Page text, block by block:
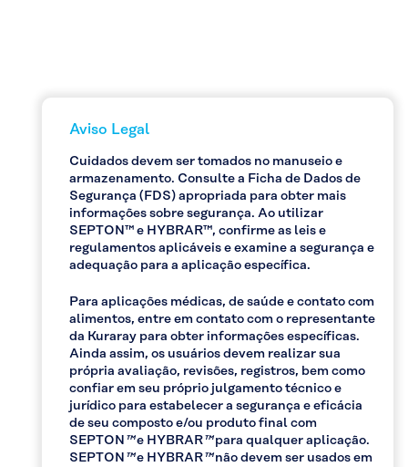
Aviso Legal
Cuidados devem ser tomados no manuseio e
armazenamento. Consulte a Ficha de Dados de
Segurança (FDS) apropriada para obter mais
informações sobre segurança. Ao utilizar
SEPTON™ e HYBRAR™, confirme as leis e
regulamentos aplicáveis e examine a segurança e
adequação para a aplicação específica.
Para aplicações médicas, de saúde e contato com
alimentos, entre em contato com o representante
da Kuraray para obter informações específicas.
Ainda assim, os usuários devem realizar sua
própria avaliação, revisões, registros, bem como
confiar em seu próprio julgamento técnico e
jurídico para estabelecer a segurança e eficácia
de seu composto e/ou produto final com
SEPTON ™e HYBRAR™para qualquer aplicação.
SEPTON ™e HYBRAR™não devem ser usados em